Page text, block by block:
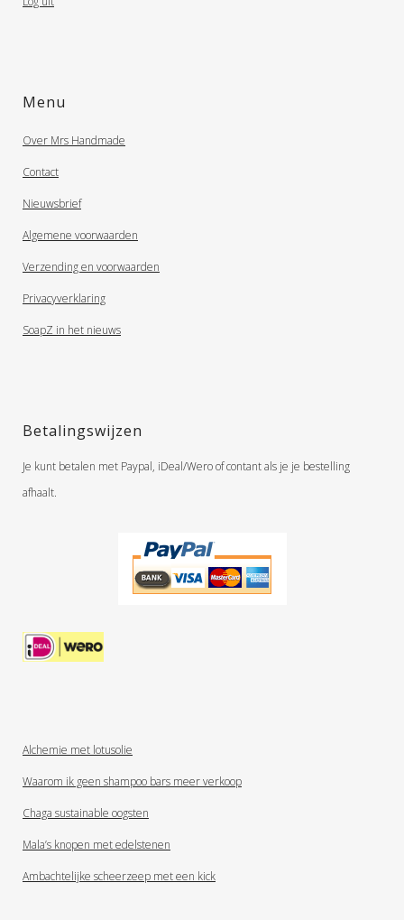
Menu
Over Mrs Handmade
Contact
Nieuwsbrief
Algemene voorwaarden
Verzending en voorwaarden
Privacyverklaring
SoapZ in het nieuws
Betalingswijzen
Je kunt betalen met Paypal, iDeal/Wero of contant als je je bestelling
afhaalt.
Alchemie met lotusolie
Waarom ik geen shampoo bars meer verkoop
Chaga sustainable oogsten
Mala’s knopen met edelstenen
Ambachtelijke scheerzeep met een kick